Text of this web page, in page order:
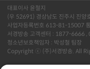
[서경방송] 일부 채널편
[VOD공지] 청춘초이스
[서경방송] 일부 채널편
대표이사 윤철지
(우 52691) 경상남도 진주시 진양
사업자등록번호 613-81-15007
서경방송 고객센터 : 1877-6666
청소년보호책임자 : 박성철 팀장
Copyright ⓒ (주)서경방송. All